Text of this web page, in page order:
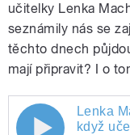
učitelky Lenka
seznámily nás se
těchto dnech
mají připravit? I o
Lenka
když